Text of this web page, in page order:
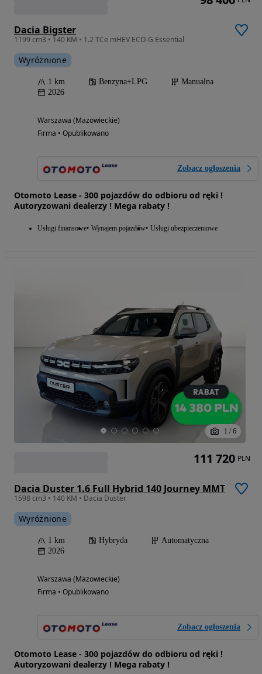
Dacia Bigster
1199 cm3 • 140 KM • 1.2 TCe mHEV ECO-G Essential
Wyróżnione
1 km Benzyna+LPG
Manualna
2026
Warszawa (Mazowieckie)
Firma • Opublikowano
Zobacz ogłoszenia
Otomoto Lease - 300 pojazdów do odbioru od ręki !
Autoryzowani dealerzy ! Mega rabaty !
Usługi finansowe Wynajem pojazdów Usługi ubezpieczeniowe
1 / 6
Dacia Duster 1.6 Full Hybrid 140 Journey MMT
1598 cm3 • 140 KM • Dacia Duster
Wyróżnione
1 km Hybryda
Automatyczna
2026
Warszawa (Mazowieckie)
Firma • Opublikowano
Zobacz ogłoszenia
Otomoto Lease - 300 pojazdów do odbioru od ręki !
Autoryzowani dealerzy ! Mega rabaty !
111 720 PLN